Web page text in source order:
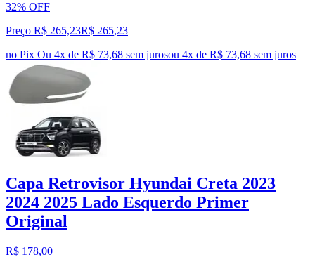
32% OFF
Preço R$ 265,23R$ 265,23
no Pix Ou 4x de R$ 73,68 sem jurosou 4x de R$ 73,68 sem juros
Capa Retrovisor Hyundai Creta 2023
2024 2025 Lado Esquerdo Primer
Original
R$ 178,00